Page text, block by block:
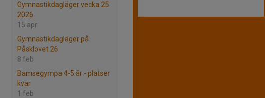
Gymnastikdagläger vecka 25
2026
15 apr
Gymnastikdagläger på
Påsklovet 26
8 feb
Bamsegympa 4-5 år - platser
kvar
1 feb